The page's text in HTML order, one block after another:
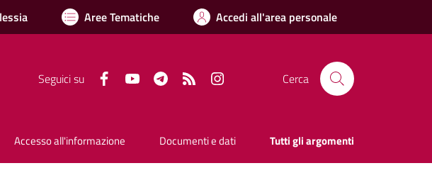
Aree Tematiche Accedi all'area personale
Seguici su FacebookYouTube TelegramRSS Cerca
Accesso all'informazione Documenti e dati Tutti gli argomenti